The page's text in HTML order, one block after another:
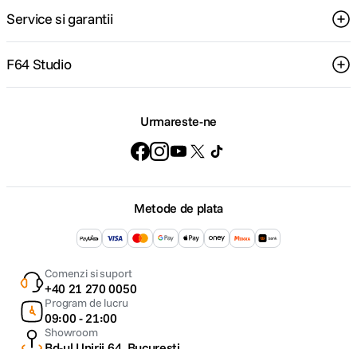
Service si garantii
F64 Studio
Urmareste-ne
Metode de plata
Comenzi si suport
+40 21 270 0050
Program de lucru
09:00 - 21:00
Showroom